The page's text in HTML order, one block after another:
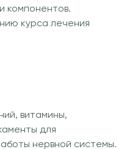
компонентов.
курса лечения
витамины,
для
нервной системы.